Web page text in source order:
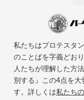
私たちはプロテスタ
のことばを字義どお
人たちが理解した方
別する』この4点を大
す。詳しくは私たち